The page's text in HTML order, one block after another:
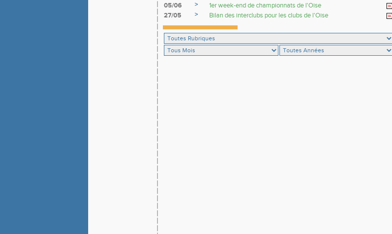
05/06
>
1er week-end de championnats de l'Oise
27/05
> Bilan des interclubs pour les clubs de l'Oise